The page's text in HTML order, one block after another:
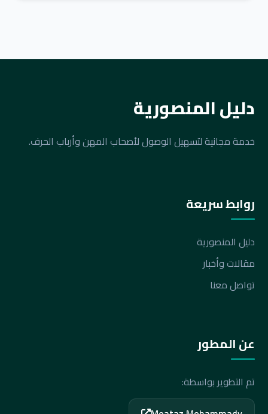
دليل المنصورية
خدمة مجانية لتسهيل الوصول لأصحاب المهن وأرباب الحرف.
روابط سريعة
دليل المنصورية
مقالات وأخبار
تواصل معنا
عن المطور
تم التطوير بواسطة: